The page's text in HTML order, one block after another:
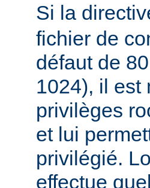
Si la
fichier de
défaut de
1024), il est
privilèges
et lui
privilégié.
effectue